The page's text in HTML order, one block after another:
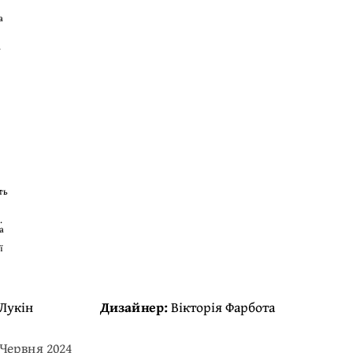
Дизайнер:Вікторія Фарбота
2024